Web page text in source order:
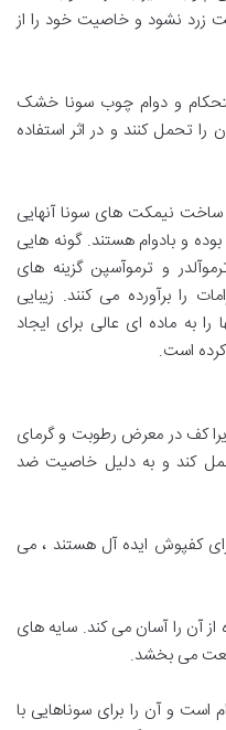
زرد نشود و خاصیت خود را از
و دوام چوب سونا خشک
تحمل کنند و در اثر استفاده
ساخت نیمکت های سونا آنهایی
و بادوام هستند. گونه هایی
و ترموآسپن گزینه های
را برآورده می کنند. زیبایی
به ماده ای عالی برای ایجاد
است.
کف در معرض رطوبت و گرمای
تحمل کند و به دلیل خاصیت ضد
کفپوش ایده آل هستند ، می
آن را آسان می کند. سایه های
می بخشد.
است و آن را برای سوناهایی با